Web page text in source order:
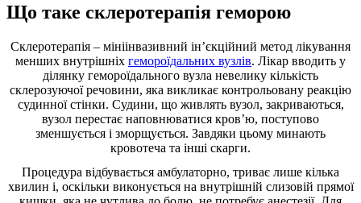
Що таке склеротерапія геморою
Склеротерапія – мініінвазивний ін’єкційний метод лікування
менших внутрішніх гемороїдальних вузлів. Лікар вводить у
ділянку гемороїдального вузла невелику кількість
склерозуючої речовини, яка викликає контрольовану реакцію
судинної стінки. Судини, що живлять вузол, закриваються,
вузол перестає наповнюватися кров’ю, поступово
зменшується і зморщується. Завдяки цьому минають
кровотеча та інші скарги.
Процедура відбувається амбулаторно, триває лише кілька
хвилин і, оскільки виконується на внутрішній слизовій прямої